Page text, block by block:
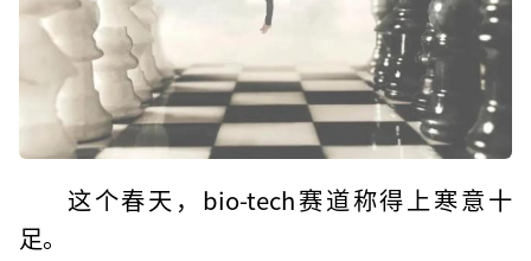
这个春天，bio-tech赛道称得上寒意十
足。